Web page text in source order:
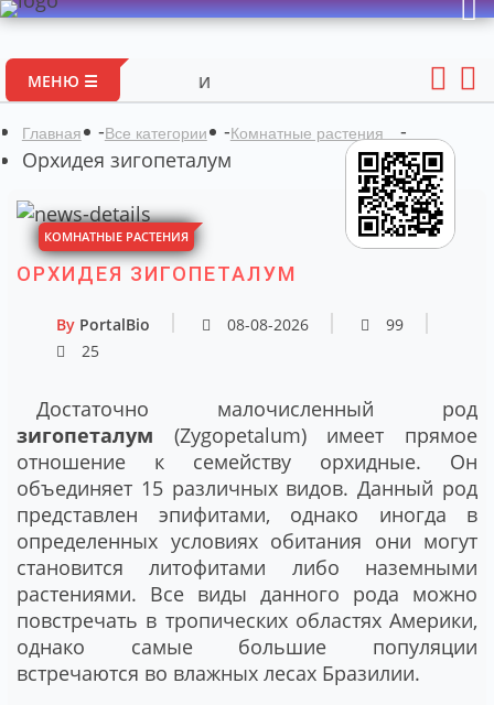
МЕНЮ ☰ Портал
Главная -Все категории -Комнатные растения
-
Орхидея зигопеталум
КОМНАТНЫЕ РАСТЕНИЯ
ОРХИДЕЯ ЗИГОПЕТАЛУМ
By PortalBio 08-08-2026
99
25
Достаточно малочисленный род
зигопеталум (Zygopetalum) имеет прямое
отношение к семейству орхидные. Он
объединяет 15 различных видов. Данный род
представлен эпифитами, однако иногда в
определенных условиях обитания они могут
становится литофитами либо наземными
растениями. Все виды данного рода можно
повстречать в тропических областях Америки,
однако самые большие популяции
встречаются во влажных лесах Бразилии.